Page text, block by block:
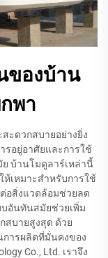
ของบ้าน
พา
ะดวกสบายอย่างยิ่ง
รอยู่อาศัยและการใช้
บ้านโมดูลาร์เหล่านี้
ห้เหมาะสำหรับการใช้
อสิ่งแวดล้อมช่วยลด
อันทันสมัยช่วยเพิ่ม
สบายสูงสุด ด้วย
ารผลิตที่มั่นคงของ
Co., Ltd. เราจึง